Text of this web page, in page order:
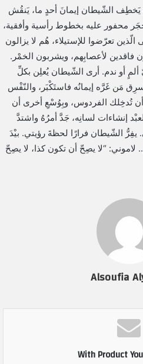
الشّيطان إيمانَ أحدٍ ما، يَنقُش
محفور عليه بخطوط رأسية وأفقية،
تعرّضوا للإستيلاء، هُم لا يزالون
فاقدين لأعصابِهم، ويشربون الخمْر.
أو ندم. أرى الشّيطان يُعلِن بكلِّ
مَن غَرَّه إيمانُه فاستَكْبَر، والنّفْس
تُدخِلك الفردوس، وبِوُسْعِ أخرى أن
إنشاءات لسانِه، جَدَّ أمرُهُ واشتدَّ
الشّيطان فرارًا لحظةَ رؤيتي. بيْدَ
“لا يصِحّ أن تكون كذا، لا يصِحّ
Alsoufia
With Product